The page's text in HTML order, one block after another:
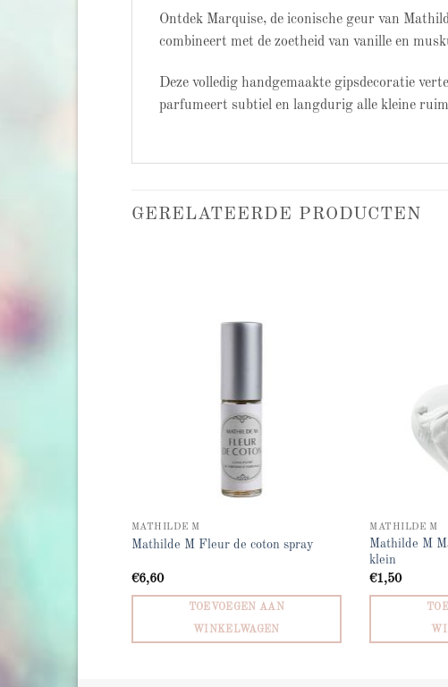
Ontdek Marquise, de iconische geur van
combineert met de zoetheid van vanille en
Deze volledig handgemaakte gipsdecoratie
parfumeert subtiel en langdurig alle kleine
GERELATEERDE PRODUCTEN
MATHILDE M
Mathilde M Fleur de coton spray
€6,60
TOEVOEGEN AAN
WINKELWAGEN
MATHILDE M
Mathilde M
klein
€1,50